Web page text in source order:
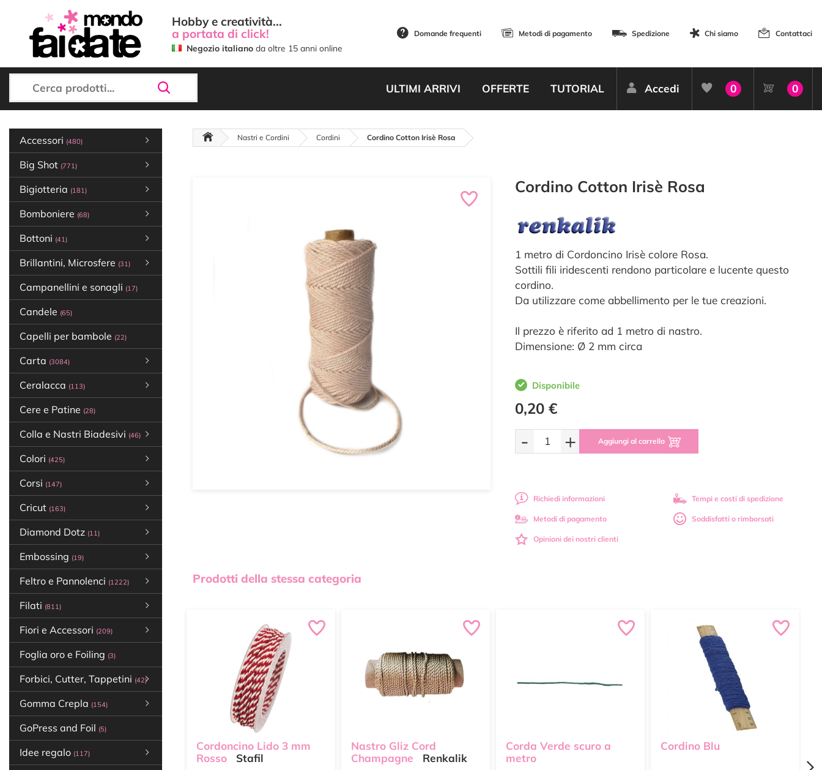
Hobby e creatività...
a portata di click!
Negozio italiano da oltre 15 anni online
Domande frequenti Metodi di pagamento Spedizione Chi siamo Contattaci
ULTIMI ARRIVI OFFERTE TUTORIAL Accedi 0 0
Accessori (480)
Big Shot (771)
Bigiotteria (181)
Bomboniere (68)
Bottoni (41)
Brillantini, Microsfere (31)
Campanellini e sonagli (17)
Candele (65)
Capelli per bambole (22)
Carta (3084)
Ceralacca (113)
Cere e Patine (28)
Colla e Nastri Biadesivi (46)
Colori (425)
Corsi (147)
Cricut (163)
Diamond Dotz (11)
Embossing (19)
Feltro e Pannolenci (1222)
Filati (811)
Fiori e Accessori (209)
Foglia oro e Foiling (3)
Forbici, Cutter, Tappetini (42)
Gomma Crepla (154)
GoPress and Foil (5)
Idee regalo (117)
Nastri e Cordini Cordini Cordino Cotton Irisè Rosa
Cordino Cotton Irisè Rosa
1 metro di Cordoncino Irisè colore Rosa.
Sottili fili iridescenti rendono particolare e lucente questo
cordino.
Da utilizzare come abbellimento per le tue creazioni.
Il prezzo è riferito ad 1 metro di nastro.
Dimensione: Ø 2 mm circa
Disponibile
0,20 €
- + Aggiungi al carrello
Richiedi informazioni Tempi e costi di spedizione
Metodi di pagamento Soddisfatti o rimborsati
Opinioni dei nostri clienti
Prodotti della stessa categoria
Cordoncino Lido 3 mm
Rosso
Stafil
Nastro Gliz Cord
Champagne
Renkalik
Corda Verde scuro a
metro
Cordino Blu